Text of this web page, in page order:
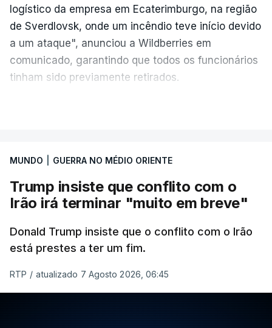
logístico da empresa em Ecaterimburgo, na região
de Sverdlovsk, onde um incêndio teve início devido
a um ataque", anunciou a Wildberries em
comunicado, garantindo que todos os funcionários
tinham sido previamente retirados.
Desde meados de julho, a Ucrânia atingiu cerca de
20 instalações pertencentes à Wildberries --- uma
plataforma de comércio online muito popular,
espalhadas por quase toda a Rússia e na Crimeia
anexada.
MUNDO GUERRA NO MÉDIO ORIENTE
Trump insiste que conflito com o
Irão irá terminar "muito em breve"
Donald Trump insiste que o conflito com o Irão
está prestes a ter um fim.
RTP / atualizado 7 Agosto 2026, 06:45